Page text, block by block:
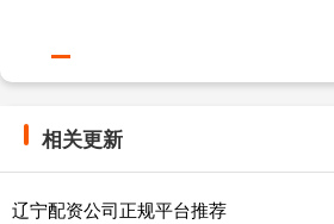
相关更新
辽宁配资公司正规平台推荐